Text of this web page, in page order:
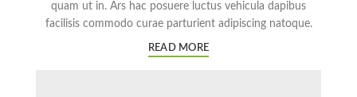
quam ut in. Ars hac posuere luctus vehicula dapibus
facilisis commodo curae parturient adipiscing natoque.
READ MORE